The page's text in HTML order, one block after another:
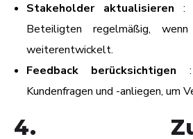
Stakeholder aktualisieren :
Beteiligten regelmäßig,
weiterentwickelt.
Feedback berücksichtigen :
Kundenfragen und -anliegen, um
4.